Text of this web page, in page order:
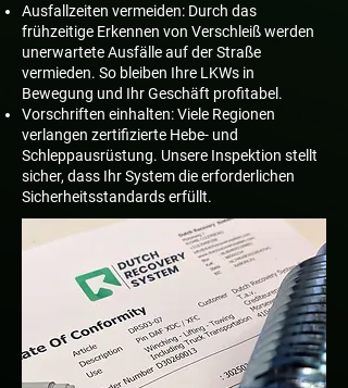
Ausfallzeiten vermeiden: Durch das
frühzeitige Erkennen von Verschleiß werden
unerwartete Ausfälle auf der Straße
vermieden. So bleiben Ihre LKWs in
Bewegung und Ihr Geschäft profitabel.
Vorschriften einhalten: Viele Regionen
verlangen zertifizierte Hebe- und
Schleppausrüstung. Unsere Inspektion stellt
sicher, dass Ihr System die erforderlichen
Sicherheitsstandards erfüllt.